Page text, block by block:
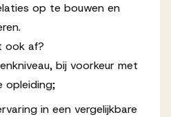
op te bouwen en
ook af?
bij voorkeur met
opleiding;
in een vergelijkbare